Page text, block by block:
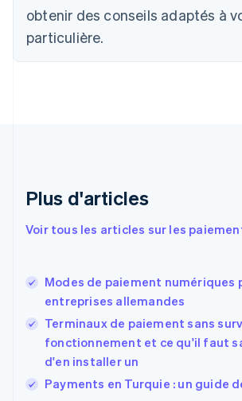
obtenir des conseils adaptés à
particulière.
Plus d'articles
Voir tous les articles sur les
Modes de paiement numériques
entreprises allemandes
Terminaux de paiement sans
fonctionnement et ce qu'il faut
d'en installer un
Payments en Turquie : un guide
Chine continentale
简体中文English
Español English
English
Finlande
EnglishSvenska
FrançaisEnglish
Gibraltar
English
Grèce
English